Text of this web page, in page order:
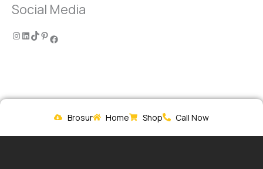
Social Media
Brosur Home Shop Call Now